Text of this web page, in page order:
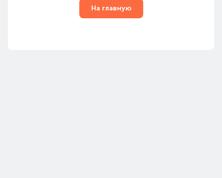
На главную